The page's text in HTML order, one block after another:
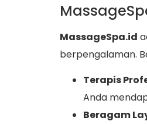
MassageSpa.id
berpengalaman.
Terapis
Anda
Beragam